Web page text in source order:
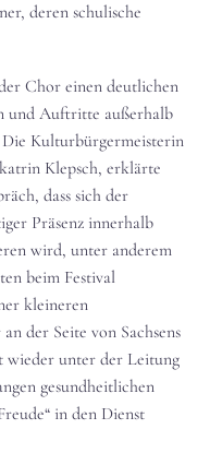
deren schulische
Chor einen deutlichen
und Auftritte außerhalb
Kulturbürgermeisterin
Klepsch, erklärte
dass sich der
Präsenz innerhalb
wird, unter anderem
beim Festival
kleineren
der Seite von Sachsens
wieder unter der Leitung
gesundheitlichen
in den Dienst